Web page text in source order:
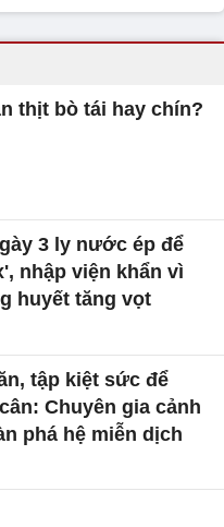
thịt bò tái hay chín?
3 ly nước ép để
nhập viện khẩn vì
huyết tăng vọt
tập kiệt sức để
Chuyên gia cảnh
phá hệ miễn dịch